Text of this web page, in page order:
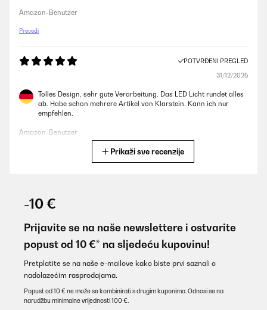
Amazon-Benutzer
Prevedi
POTVRĐENI PREGLED
31/12/2025
Tolles Design, sehr gute Verarbeitung. Das LED Licht rundet alles
ab. Habe schon mehrere Artikel von Klarstein. Kann ich nur
empfehlen.
Amazon-Benutzer
der überdachten Terrasse..
Amazon-Benutzer
Prevedi
POTVRĐENI PREGLED
Prikaži sve recenzije
-10 €
Prijavite se na naše newslettere i ostvarite
popust od 10 €* na sljedeću kupovinu!
Pretplatite se na naše e-mailove kako biste prvi saznali o
nadolazećim rasprodajama.
Popust od 10 € ne može se kombinirati s drugim kuponima. Odnosi se na
narudžbu minimalne vrijednosti 100 €.